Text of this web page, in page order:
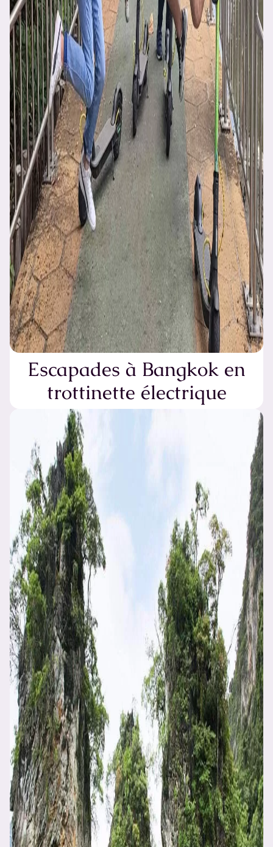
Escapades à Bangkok en
trottinette électrique